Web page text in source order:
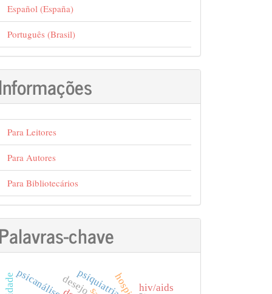
Español (España)
Português (Brasil)
Para Leitores
Para Autores
Para Bibliotecários
Palavras-chave
psiquiatria
psicanálise hiv/aids
desejo